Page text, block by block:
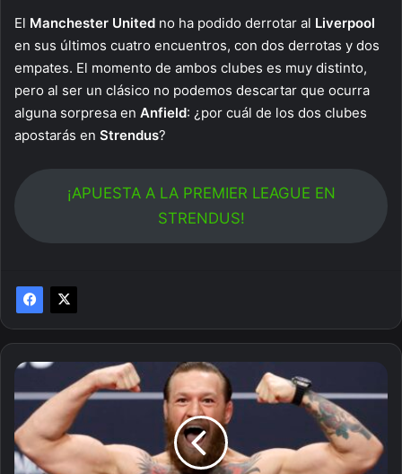
El Manchester United no ha podido derrotar al Liverpool
en sus últimos cuatro encuentros, con dos derrotas y dos
empates. El momento de ambos clubes es muy distinto,
pero al ser un clásico no podemos descartar que ocurra
alguna sorpresa en Anfield: ¿por cuál de los dos clubes
apostarás en Strendus?
¡APUESTA A LA PREMIER LEAGUE EN
STRENDUS!
Mejor
tarde
que
nunca:
Conor
McGregor